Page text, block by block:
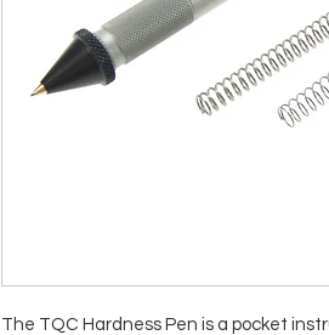
The TQC Hardness Pen is a pocket